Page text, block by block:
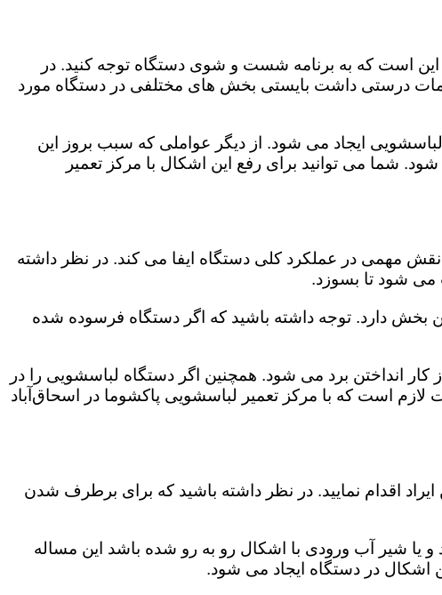
این است که به برنامه شست و شوی دستگاه توجه کنید. در
درستی داشت بایستی بخش های مختلفی در دستگاه مورد
ایجاد می شود. از دیگر عواملی که سبب بروز این
می توانید برای رفع این اشکال با مرکز تعمیر
مهمی در عملکرد کلی دستگاه ایفا می کند. در نظر داشته
می شود تا بسوزد.
بخش دارد. توجه داشته باشید که اگر دستگاه فرسوده شده
برد می شود. همچنین اگر دستگاه لباسشویی را در
است که با مرکز تعمیر لباسشویی پاکشوما در اسحاق‌آباد
اقدام نمایید. در نظر داشته باشید که برای برطرف شدن
یا شیر آب ورودی با اشکال رو به رو شده باشد این مساله
اشکال در دستگاه ایجاد می شود.